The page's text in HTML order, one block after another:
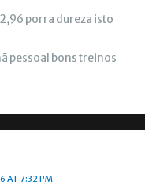
porra dureza isto
pessoal bons treinos
AT 7:32 PM